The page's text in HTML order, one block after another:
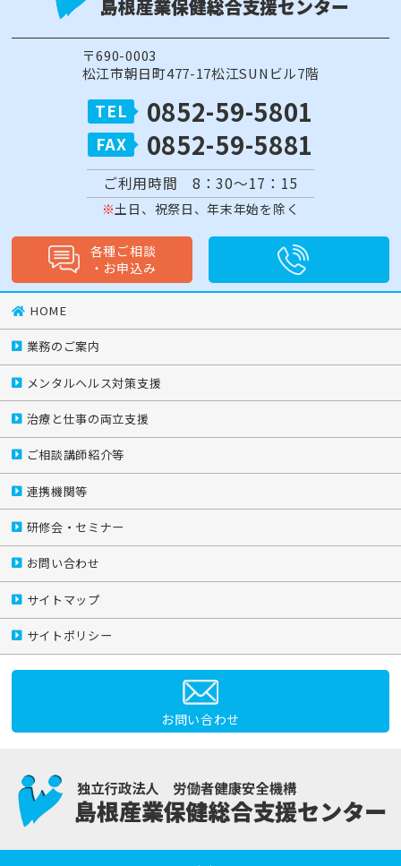
〒690-0003
松江市朝日町477-17松江SUNビル7階
0852-59-5801
0852-59-5881
ご利用時間 8：30～17：15
土日、祝祭日、年末年始を除く
各種ご相談
・ お申込み
HOME
業務のご案内
メンタルヘルス対策支援
治療と仕事の両立支援
ご相談講師紹介等
連携機関等
研修会・セミナー
お問い合わせ
サイトマップ
サイトポリシー
お問い合わせ